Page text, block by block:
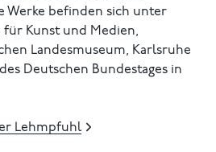
Werke befinden sich unter
Kunst und Medien,
Landesmuseum, Karlsruhe
Deutschen Bundestages in
Lehmpfuhl